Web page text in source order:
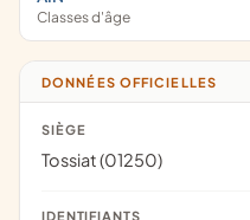
Classes d'âge
DONNÉES OFFICIELLES
SIÈGE
Tossiat (01250)
IDENTIFIANTS